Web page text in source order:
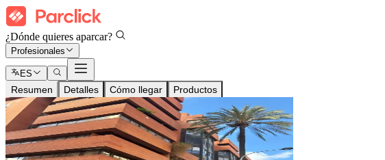
¿Dónde quieres aparcar?
Profesionales
ES
Resumen Detalles Cómo llegar Productos